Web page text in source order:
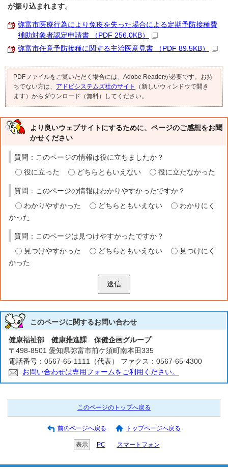
が振り込まれます。
弥富市医療行為により免疫を失った場合による定期予防接種費
補助対象者認定申請書 （PDF 256.0KB）
弥富市任意予防接種に関する主治医意見書 （PDF 89.5KB）
PDFファイルをご覧いただく場合には、Adobe Readerが必要です。お持
ちでない方は、 アドビシステムズ社のサイト
（新しいウィンドウで開き
ます）からダウンロード（無料）してください。
より良いウェブサイトにするために、ページのご感想をお聞
かせください
質問：このページの情報は役に立ちましたか？
役に立った
どちらともいえない 役に立たなかった
質問：このページの情報はわかりやすかったですか？
わかりやすかった
どちらともいえない
わかりにく
かった
質問：このページは見つけやすかったですか？
見つけやすかった
どちらともいえない
見つけにく
かった
送信
このページに関するお問い合わせ
健康福祉部 健康推進課 保健企画グループ
〒498-8501 愛知県弥富市前ケ須町南本田335
電話番号：0567-65-1111（代表） ファクス：0567-65-4300
お問い合わせは専用フォームをご利用ください。
このページのトップへ戻る
前のページへ戻る トップページへ戻る
表示 PC スマートフォン